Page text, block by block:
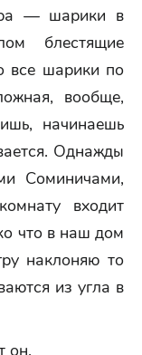
— шарики в
блестящие
все шарики по
вообще,
начинаешь
Однажды
Соминичами,
входит
что в наш дом
наклоняю то
из угла в
он.